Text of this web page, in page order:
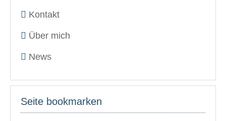
Kontakt
Über mich
News
Seite bookmarken